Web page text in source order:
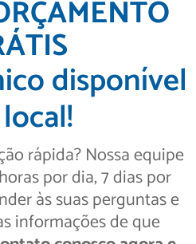
disponível
rápida? Nossa equipe
por dia, 7 dias por
às suas perguntas e
informações de que